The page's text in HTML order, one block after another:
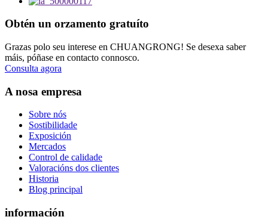
Obtén un orzamento gratuíto
Grazas polo seu interese en CHUANGRONG! Se desexa saber
máis, póñase en contacto connosco.
Consulta agora
A nosa empresa
Sobre nós
Sostibilidade
Exposición
Mercados
Control de calidade
Valoracións dos clientes
Historia
Blog principal
información